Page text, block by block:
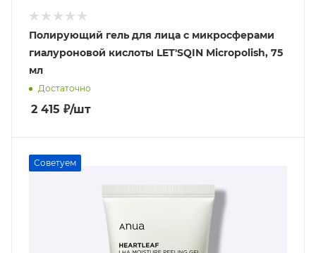
Полирующий гель для лица с микросферами
гиалуроновой кислоты LET'SQIN Micropolish, 75
мл
Достаточно
2 415 ₽/шт
Советуем